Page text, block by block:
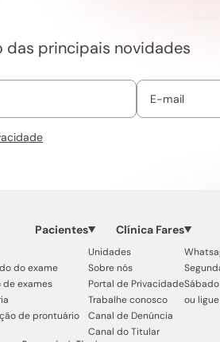
das principais novidades
Pacientes
do exame
de exames
de prontuário
Clínica Fares
Unidades
Sobre nós
Portal de Privacidade
Trabalhe conosco
Canal de Denúncia
Canal do Titular
ou